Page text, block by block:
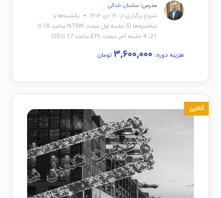
مدرس: ساسان خدائی
شروع برگزاری از: ۱۹ دی ۱۴۰۲
یکشنبه‌ها و
سه‌شنبه‌ها (5 جلسه اول مبحث NTSW ساعت 18 تا
21، 4 جلسه آخر مبحث EPL ساعت 17 تا 20)
هزینه دوره: تومان
آنلاین